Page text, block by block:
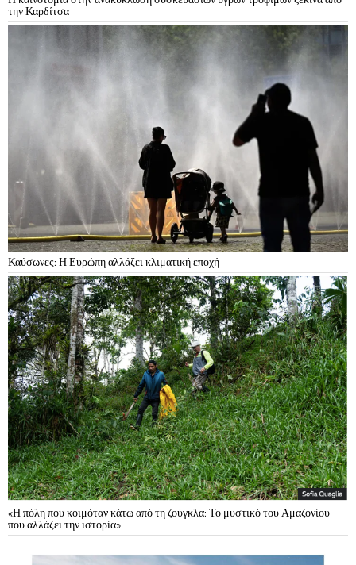
την Καρδίτσα
Καύσωνες: Η Ευρώπη αλλάζει κλιματική εποχή
«Η πόλη που κοιμόταν κάτω από τη ζούγκλα: Το μυστικό του Αμαζονίου
που αλλάζει την ιστορία»